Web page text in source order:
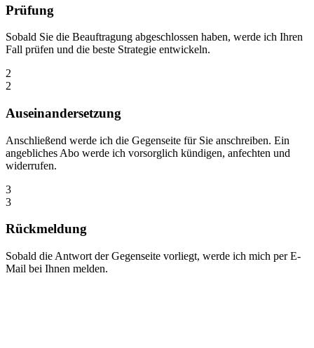
Prüfung
Sobald Sie die Beauftragung abgeschlossen haben, werde ich Ihren
Fall prüfen und die beste Strategie entwickeln.
2
2
Auseinandersetzung
Anschließend werde ich die Gegenseite für Sie anschreiben. Ein
angebliches Abo werde ich vorsorglich kündigen, anfechten und
widerrufen.
3
3
Rückmeldung
Sobald die Antwort der Gegenseite vorliegt, werde ich mich per E-
Mail bei Ihnen melden.